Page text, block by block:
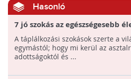
Hasonló
7 jó szokás az egészségesebb
A táplálkozási szokások szerte a
egymástól; hogy mi kerül az
adottságoktól és ...